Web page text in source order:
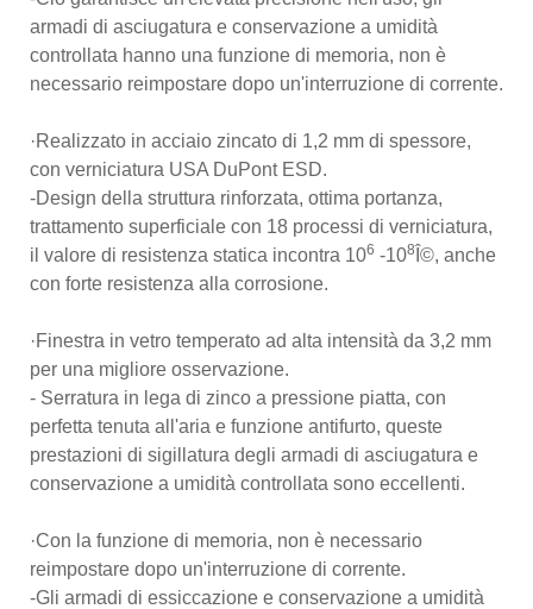
armadi di asciugatura e conservazione a umidità
controllata hanno una funzione di memoria, non è
necessario reimpostare dopo un'interruzione di corrente.
·Realizzato in acciaio zincato di 1,2 mm di spessore,
con verniciatura USA DuPont ESD.
-Design della struttura rinforzata, ottima portanza,
trattamento superficiale con 18 processi di verniciatura,
il valore di resistenza statica incontra 106 -108 Î©, anche
con forte resistenza alla corrosione.
·Finestra in vetro temperato ad alta intensità da 3,2 mm
per una migliore osservazione.
- Serratura in lega di zinco a pressione piatta, con
perfetta tenuta all'aria e funzione antifurto, queste
prestazioni di sigillatura degli armadi di asciugatura e
conservazione a umidità controllata sono eccellenti.
·Con la funzione di memoria, non è necessario
reimpostare dopo un'interruzione di corrente.
-Gli armadi di essiccazione e conservazione a umidità